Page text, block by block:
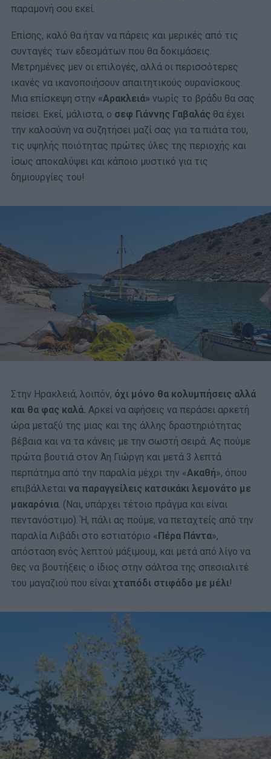
παραμονή σου εκεί.
Επίσης, καλό θα ήταν να πάρεις και μερικές από τις
συνταγές των εδεσμάτων που θα δοκιμάσεις.
Μετρημένες μεν οι επιλογές, αλλά οι περισσότερες
ικανές να ικανοποιήσουν απαιτητικούς ουρανίσκους.
Μια επίσκεψη στην «Αρακλειά» νωρίς το βράδυ θα σας
πείσει. Εκεί, μάλιστα, ο σεφ Γιάννης Γαβαλάς θα έχει
την καλοσύνη να συζητήσει μαζί σας για τα πιάτα του,
τις υψηλής ποιότητας πρώτες ύλες της περιοχής και
ίσως αποκαλύψει και κάποιο μυστικό για τις
δημιουργίες του!
Στην Ηρακλειά, λοιπόν, όχι μόνο θα κολυμπήσεις αλλά
και θα φας καλά. Αρκεί να αφήσεις να περάσει αρκετή
ώρα μεταξύ της μιας και της άλλης δραστηριότητας
βέβαια και να τα κάνεις με την σωστή σειρά. Ας πούμε
πρώτα βουτιά στον Άη Γιώργη και μετά 3 λεπτά
περπάτημα από την παραλία μέχρι την «Ακαθή», όπου
επιβάλλεται να παραγγείλεις κατσικάκι λεμονάτο με
μακαρόνια. (Ναι, υπάρχει τέτοιο πράγμα και είναι
πεντανόστιμο). Ή, πάλι ας πούμε, να πεταχτείς από την
παραλία Λιβάδι στο εστιατόριο « Πέρα Πάντα»,
απόσταση ενός λεπτού μάξιμουμ, και μετά από λίγο να
θες να βουτήξεις ο ίδιος στην σάλτσα της σπεσιαλιτέ
του μαγαζιού που είναι χταπόδι στιφάδο με μέλι!